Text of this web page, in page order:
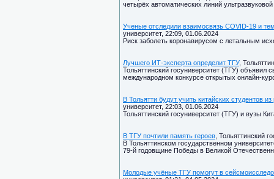
четырёх автоматических линий
Ученые отследили взаимосвязь COVID-19 и
университет, 22:09, 01.06.2024
Риск заболеть коронавирусом с летальным
Лучшего ИТ-эксперта определит ТГУ,
Тольяттинский госуниверситет (ТГУ)
международном конкурсе открытых онлайн-
В Тольятти будут учить китайских студентов
университет, 22:03, 01.06.2024
Тольяттинский госуниверситет (ТГУ) и вузы
В ТГУ почтили память героев , Тольяттинский
В Тольяттинском государственном
79-й годовщине Победы в Великой
Молодые учёные ТГУ помогут в